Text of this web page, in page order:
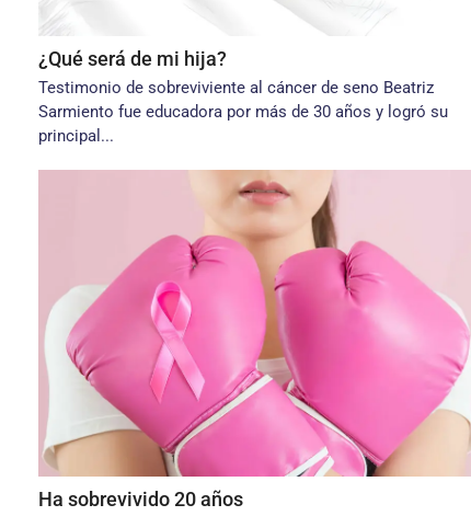
¿Qué será de mi hija?
Testimonio de sobreviviente al cáncer de seno Beatriz
Sarmiento fue educadora por más de 30 años y logró su
principal...
Ha sobrevivido 20 años